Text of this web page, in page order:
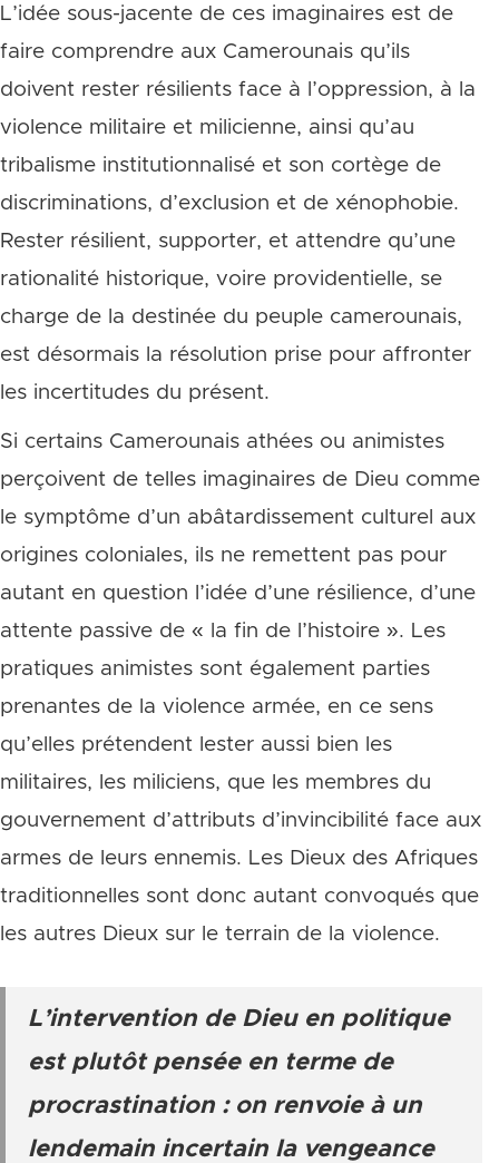
L’idée sous-jacente de ces imaginaires est de
faire comprendre aux Camerounais qu’ils
doivent rester résilients face à l’oppression, à la
violence militaire et milicienne, ainsi qu’au
tribalisme institutionnalisé et son cortège de
discriminations, d’exclusion et de xénophobie.
Rester résilient, supporter, et attendre qu’une
rationalité historique, voire providentielle, se
charge de la destinée du peuple camerounais,
est désormais la résolution prise pour affronter
les incertitudes du présent.
Si certains Camerounais athées ou animistes
perçoivent de telles imaginaires de Dieu comme
le symptôme d’un abâtardissement culturel aux
origines coloniales, ils ne remettent pas pour
autant en question l’idée d’une résilience, d’une
attente passive de « la fin de l’histoire ». Les
pratiques animistes sont également parties
prenantes de la violence armée, en ce sens
qu’elles prétendent lester aussi bien les
militaires, les miliciens, que les membres du
gouvernement d’attributs d’invincibilité face aux
armes de leurs ennemis. Les Dieux des Afriques
traditionnelles sont donc autant convoqués que
les autres Dieux sur le terrain de la violence.
L’intervention de Dieu en politique
est plutôt pensée en terme de
procrastination : on renvoie à un
lendemain incertain la vengeance